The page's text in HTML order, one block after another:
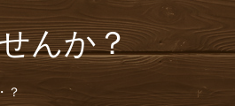
んか？
？